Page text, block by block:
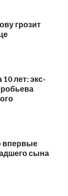
грозит
лет: экс-
впервые
сына